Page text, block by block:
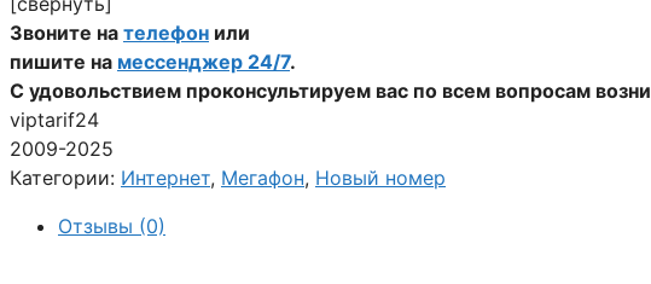
Звоните на телефон или
пишите на мессенджер 24/7.
С удовольствием проконсультируем вас по всем вопросам
viptarif24
2009-2025
Категории: Интернет, Мегафон, Новый номер
Отзывы (0)